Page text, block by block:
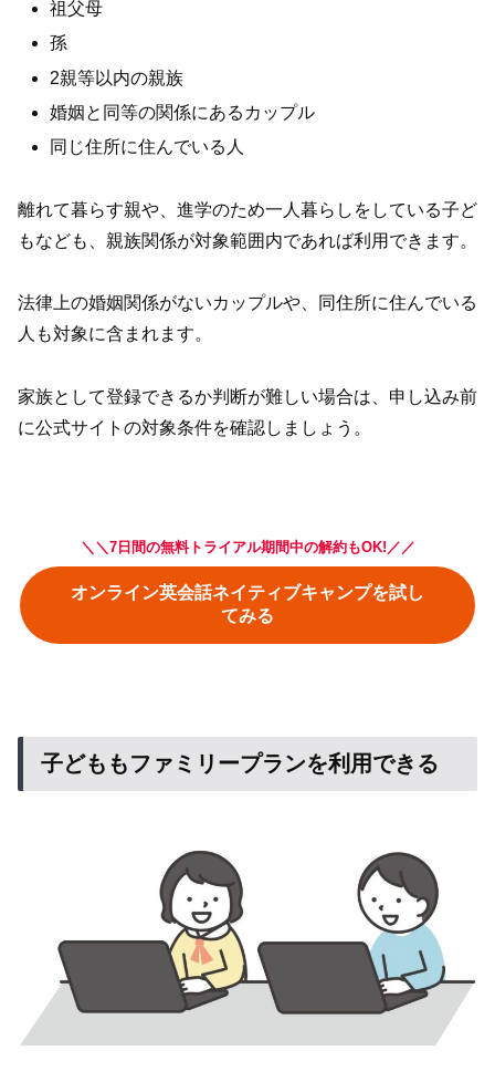
祖父母
孫
2親等以内の親族
婚姻と同等の関係にあるカップル
同じ住所に住んでいる人
離れて暮らす親や、進学のため一人暮らしをしている子ど
もなども、親族関係が対象範囲内であれば利用できます。
法律上の婚姻関係がないカップルや、同住所に住んでいる
人も対象に含まれます。
家族として登録できるか判断が難しい場合は、申し込み前
に公式サイトの対象条件を確認しましょう。
＼＼7日間の無料トライアル期間中の解約もOK!／／
オンライン英会話ネイティブキャンプを試し
てみる
子どももファミリープランを利用できる